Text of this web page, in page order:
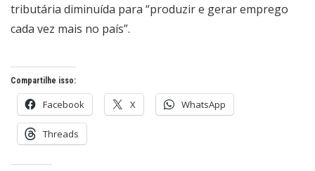
tributária diminuída para “produzir e gerar emprego
cada vez mais no país”.
Compartilhe isso:
Facebook X WhatsApp
Threads